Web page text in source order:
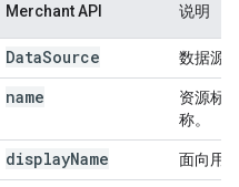
Merchant API 说明
DataSource 数据源
name
资源标
称。
displayName 面向用